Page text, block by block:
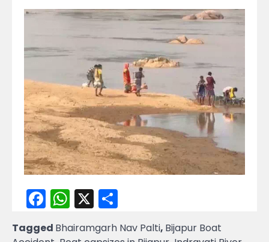
Facebook
WhatsApp
X
Tagged Bhairamgarh Nav Palti, Bijapur Boat